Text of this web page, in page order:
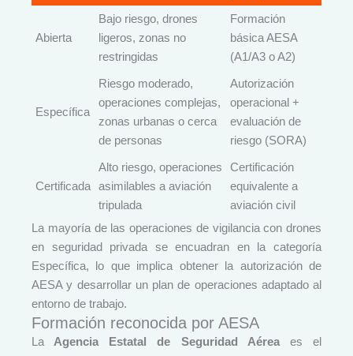
Abierta
Bajo riesgo, drones
ligeros, zonas no
restringidas
Formación
básica AESA
(A1/A3 o A2)
Específica
Riesgo moderado,
operaciones complejas,
zonas urbanas o cerca
de personas
Autorización
operacional +
evaluación de
riesgo (SORA)
Certificada
Alto riesgo, operaciones
asimilables a aviación
tripulada
Certificación
equivalente a
aviación civil
La mayoría de las operaciones de vigilancia con drones
en seguridad privada se encuadran en la categoría
Específica, lo que implica obtener la autorización de
AESA y desarrollar un plan de operaciones adaptado al
entorno de trabajo.
Formación reconocida por AESA
LaAgencia Estatal de Seguridad Aéreaes el